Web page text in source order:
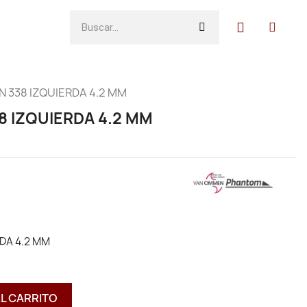
338 IZQUIERDA 4.2 MM
IZQUIERDA 4.2 MM
4.2 MM
CARRITO